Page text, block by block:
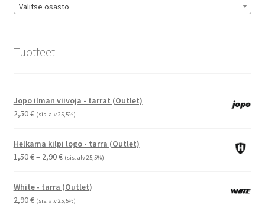
Valitse osasto
Tuotteet
Jopo ilman viivoja - tarrat (Outlet)
2,50€ (sis. alv 25,5%)
Helkama kilpi logo - tarra (Outlet)
1,50€– 2,90€Hintaluokka:
-
2,90 €
(sis. alv 25,5%)
White - tarra (Outlet)
2,90€ (sis. alv 25,5%)